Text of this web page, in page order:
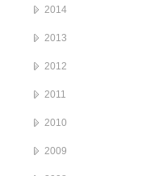
2014
2013
2012
2011
2010
2009